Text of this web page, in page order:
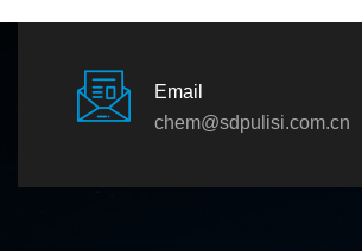
Email
chem@sdpulisi.com.cn